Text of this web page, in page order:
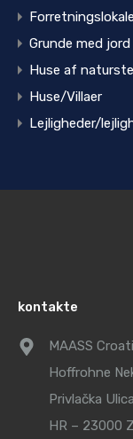
Grunde med jord
Huse af
Huse/Villaer
Lejligheder/
kontakte
MAASS
Hoffrohne
Privlačka
HR – 23000